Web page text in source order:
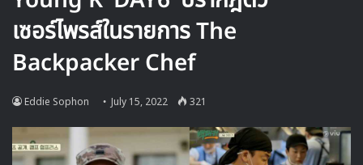
ผลงานแรกในฐานะนักแสดงนำผู้ใหญ่
ยูซึงโฮ ที่เคยแสดงร่วมกันครั้งแรกเมื่อปี 2009 ในเรื่อง The
Great Queen Seondeok และยังเคยร่วมงานกันในฐานะ
โมเดลเด็กอีกด้วย